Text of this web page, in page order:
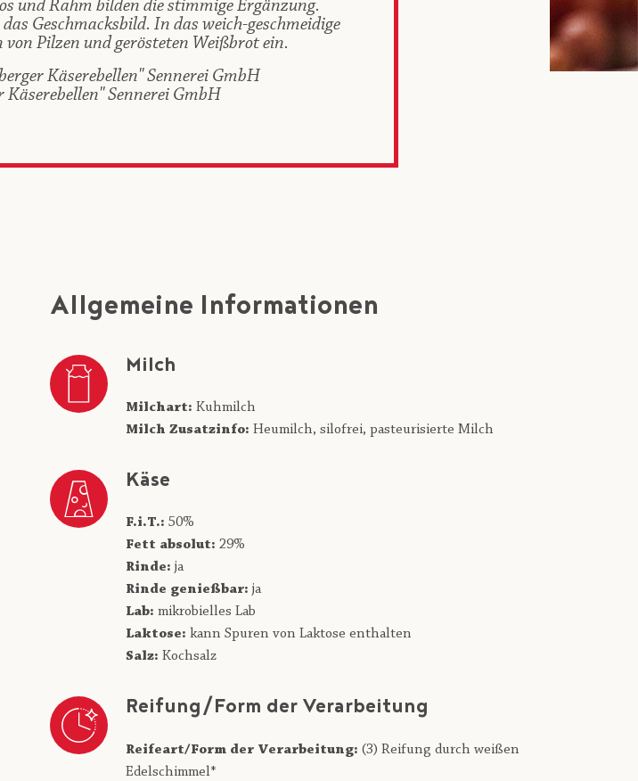
und Rahm bilden die stimmige Ergänzung.
Geschmacksbild. In das weich-geschmeidige
Pilzen und gerösteten Weißbrot ein.
Käserebellen" Sennerei GmbH
Käserebellen" Sennerei GmbH
Allgemeine Informationen
Milch
Milchart: Kuhmilch
Milch Zusatzinfo: Heumilch, silofrei, pasteurisierte Milch
Käse
F.i.T.: 50%
Fett absolut: 29%
Rinde: ja
Rinde genießbar: ja
Lab: mikrobielles Lab
Laktose: kann Spuren von Laktose enthalten
Salz: Kochsalz
Reifung/Form der Verarbeitung
Reifeart/Form der Verarbeitung: (3) Reifung durch weißen
Edelschimmel*